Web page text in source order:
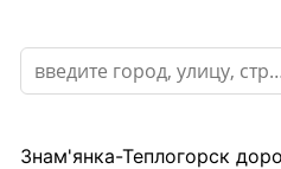
Знам'янка-Теплогорск